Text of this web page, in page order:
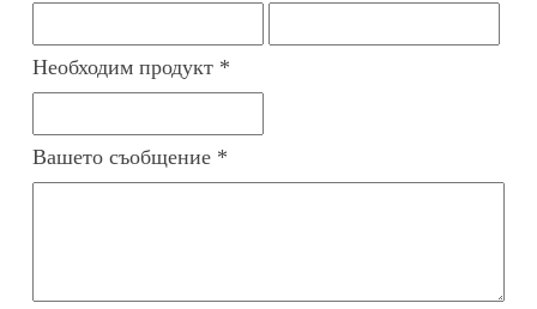
Необходим продукт *
Вашето съобщение *